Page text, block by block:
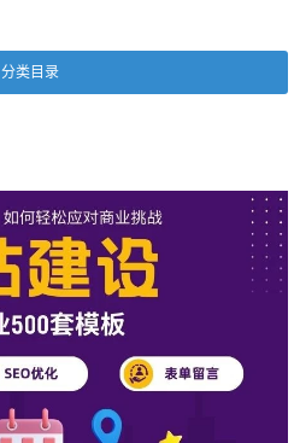
分类目录